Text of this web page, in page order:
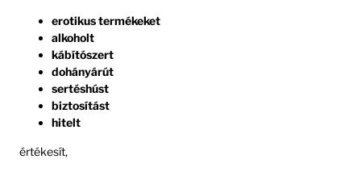
erotikus termékeket
alkoholt
kábítószert
dohányárút
sertéshúst
biztosítást
hitelt
értékesít,